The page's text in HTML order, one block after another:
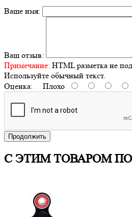
Ваше имя:
Ваш отзыв:
Примечание: HTML разметка не
Используйте обычный текст.
Оценка: Плохо
Продолжить
С ЭТИМ ТОВАРОМ